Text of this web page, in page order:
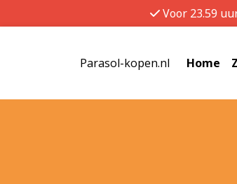
Voor 23.59
Parasol-kopen.nl Home